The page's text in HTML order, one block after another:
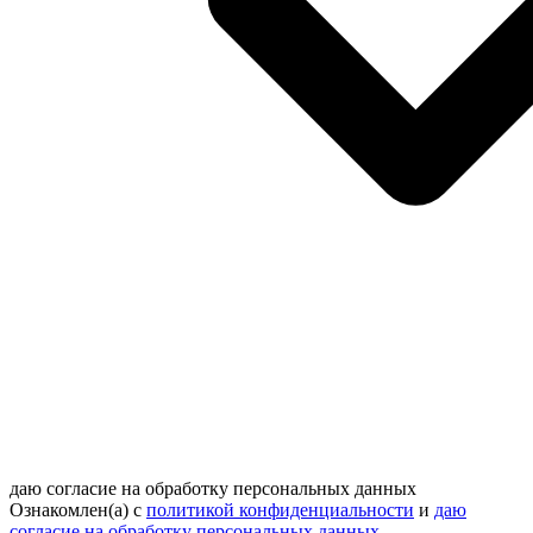
даю согласие на обработку персональных данных
Ознакомлен(а) с политикой конфиденциальности и даю